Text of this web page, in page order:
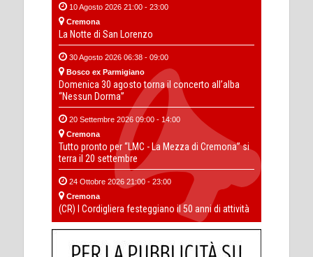
10 Agosto 2026 21:00 - 23:00
Cremona
La Notte di San Lorenzo
30 Agosto 2026 06:38 - 09:00
Bosco ex Parmigiano
Domenica 30 agosto torna il concerto all’alba
“Nessun Dorma”
20 Settembre 2026 09:00 - 14:00
Cremona
Tutto pronto per “LMC - La Mezza di Cremona” si
terra il 20 settembre
24 Ottobre 2026 21:00 - 23:00
Cremona
(CR) I Cordigliera festeggiano il 50 anni di attività